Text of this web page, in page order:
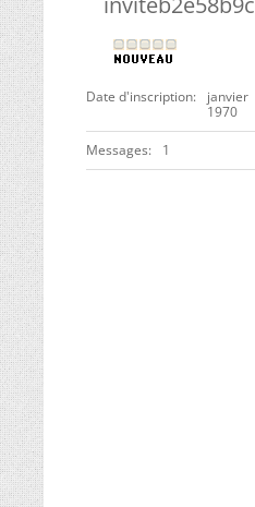
Date d'inscription
janvier
1970
Messages 1